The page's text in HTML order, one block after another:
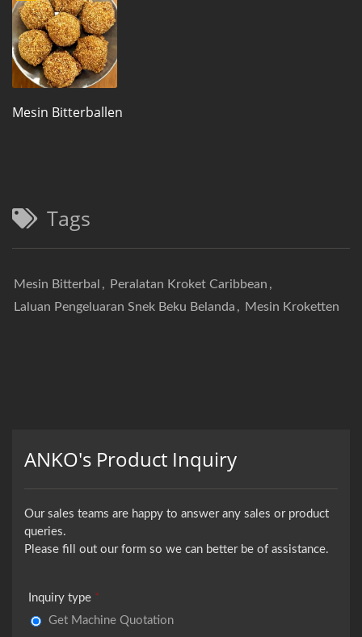
Mesin Bitterballen
Tags
Mesin Bitterbal , Peralatan Kroket Caribbean ,
Laluan Pengeluaran Snek Beku Belanda , Mesin Kroketten